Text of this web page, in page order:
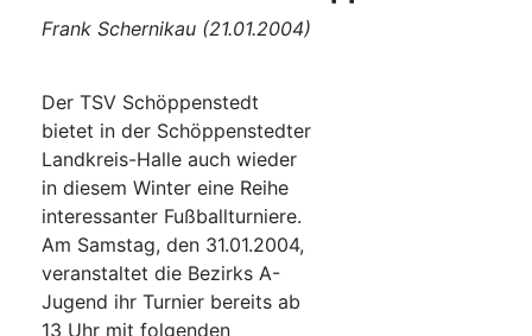
Frank Schernikau (21.01.2004)
Der TSV Schöppenstedt
bietet in der Schöppenstedter
Landkreis-Halle auch wieder
in diesem Winter eine Reihe
interessanter Fußballturniere.
Am Samstag, den 31.01.2004,
veranstaltet die Bezirks A-
Jugend ihr Turnier bereits ab
13 Uhr mit folgenden